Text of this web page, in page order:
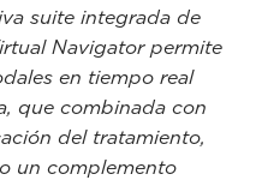
suite integrada de
Navigator permite
en tiempo real
que combinada con
del tratamiento,
un complemento